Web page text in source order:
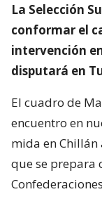
La Selección
conformar el
intervención
disputará en
El cuadro de
encuentro en
mida en Chillán
que se prepara